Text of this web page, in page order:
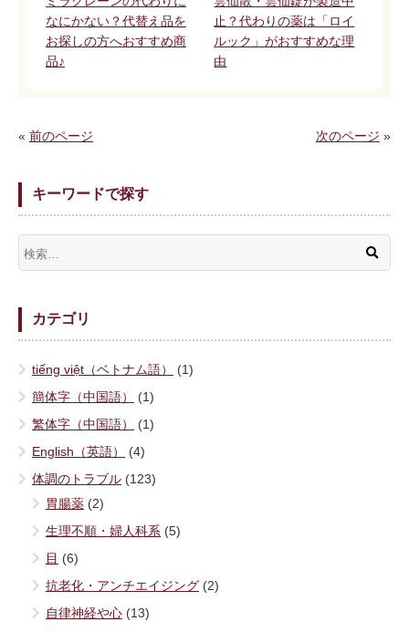
なにかない？代替え品を
お探しの方へおすすめ商
品♪
止？代わりの薬は「ロイ
ルック」がおすすめな理
由
« 前のページ 次のページ »
キーワードで探す
カテゴリ
tiếng việt（ベトナム語）
(1)
簡体字（中国語）
(1)
繁体字（中国語）
(1)
English（英語）
(4)
体調のトラブル (123)
胃腸薬 (2)
生理不順・婦人科系 (5)
目 (6)
抗老化・アンチエイジング (2)
自律神経や心 (13)